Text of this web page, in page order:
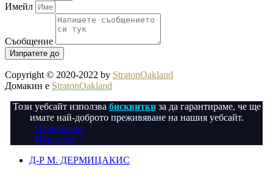
Имейл
Съобщение
Изпратете до
Copyright © 2020-2022 by StratonOakland
Домакин е StratonOakland
Този уебсайт използва бисквитки за да гарантираме, че ще
имате най-доброто преживяване на нашия уебсайт.
Отхвърляне
Приемане
Д-Р М. ДЕРМИЦАКИС